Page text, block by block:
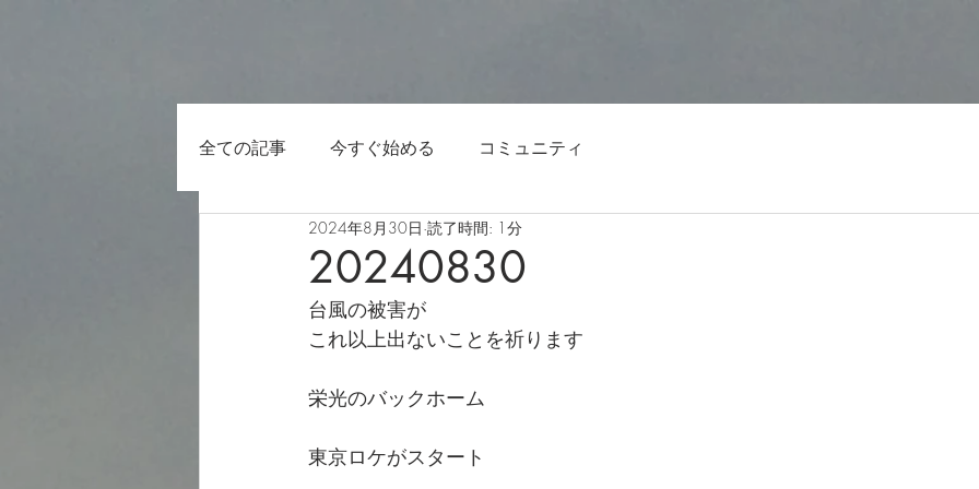
全ての記事 今すぐ始める コミュニティ
20240830
2024年8月30日 読了時間: 1分
台風の被害が
これ以上出ないことを祈ります
栄光のバックホーム
東京ロケがスタート